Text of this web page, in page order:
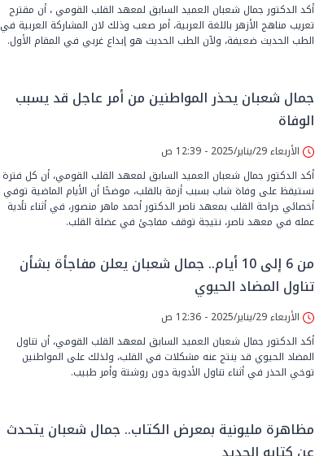
أكد الدكتور جمال شعبان العميد السابق لمعهد القلب القومي ، أن مقترح
تعريب مناهج الأزهر باللغة العربية، أمر صعب وذلك لان المشاركة العربية في
الطب الحديث ضعيفة، ولآن الطب الحديث هو إبداع غربي في المقام الأول.
جمال شعبان يحذر المواطنين من أمر عاجل قد يسبب
الوفاة
الأربعاء 29/يناير/2025 - 12:39 ص
أكد الدكتور جمال شعبان العميد السابق لمعهد القلب القومي، أن كل فترة
نستيقظ على وفاة شاب بسبب أزمة بالقلب، موضحًا أن الأيام الماضية توفي
أخصائي جراحة القلب بمعهد ناصر الدكتور أحمد ماهر منصور، في أثناء تأدية
عمله في معهد ناصر، نتيجة توقف مفاجئ في عضلة القلب.
من 6 إلى 10 أيام.. جمال شعبان يعلن مفاجأة بشأن
تناول المضاد الحيوي
الأربعاء 29/يناير/2025 - 12:36 ص
أكد الدكتور جمال شعبان العميد السابق لمعهد القلب القومي، أن تناول
المضاد الحيوي قد ينتج عنه مشكلات في القلب، ولذلك على المواطنين
توخي الحذر في أثناء تناول الأدوية دون روشتة وأمر طبيب.
مظاهرة مليونية بمعرض الكتاب.. جمال شعبان يتحدث